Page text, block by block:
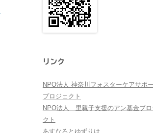
リンク
NPO法人 神奈川フォスターケアサポ
プロジェクト
NPO法人 里親子支援のアン基金プロ
クト
あすなろとゆずりは